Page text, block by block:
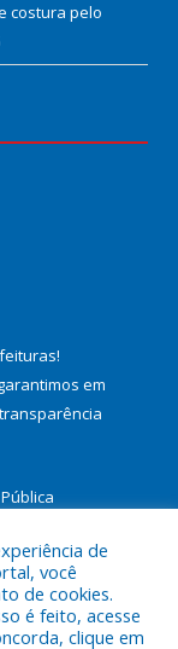
costura pelo
!
em
Municipal de
de
você
de cookies.
é feito, acesse
clique em